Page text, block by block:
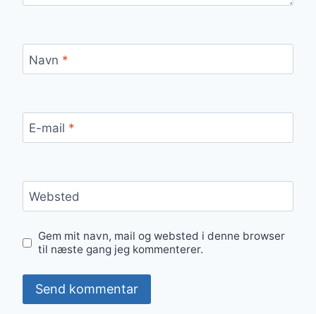
Navn *
E-mail *
Websted
Gem mit navn, mail og websted i denne browser
til næste gang jeg kommenterer.